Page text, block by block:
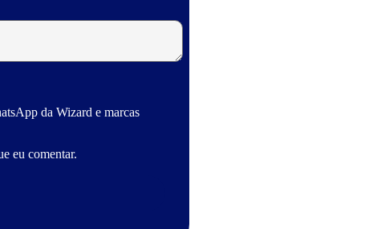
da Wizard e marcas
eu comentar.